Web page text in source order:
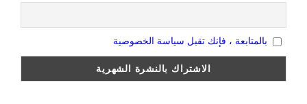
بالمتابعة ، فإنك تقبل سياسة الخصوصية